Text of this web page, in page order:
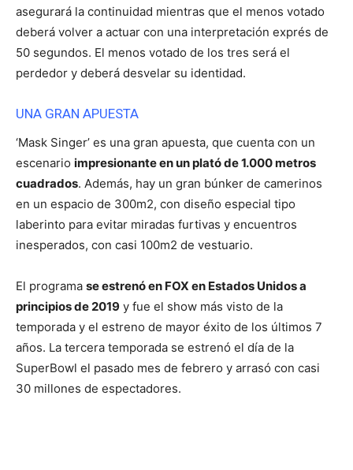
asegurará la continuidad mientras que el menos votado
deberá volver a actuar con una interpretación exprés de
50 segundos. El menos votado de los tres será el
perdedor y deberá desvelar su identidad.
UNA GRAN APUESTA
‘Mask Singer’ es una gran apuesta, que cuenta con un
escenario impresionante en un plató de 1.000 metros
cuadrados. Además, hay un gran búnker de camerinos
en un espacio de 300m2, con diseño especial tipo
laberinto para evitar miradas furtivas y encuentros
inesperados, con casi 100m2 de vestuario.
El programa se estrenó en FOX en Estados Unidos a
principios de 2019 y fue el show más visto de la
temporada y el estreno de mayor éxito de los últimos 7
años. La tercera temporada se estrenó el día de la
SuperBowl el pasado mes de febrero y arrasó con casi
30 millones de espectadores.